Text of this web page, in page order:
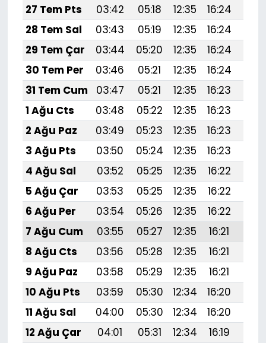
27 Tem Pts
03:42 05:18 12:35 16:24
28 Tem Sal
03:43 05:19 12:35 16:24
29 Tem Çar
03:44 05:20 12:35 16:24
30 Tem Per
03:46 05:21 12:35 16:24
31 Tem Cum
03:47 05:21 12:35 16:23
1 Ağu Cts
03:48 05:22 12:35 16:23
2 Ağu Paz
03:49 05:23 12:35 16:23
3 Ağu Pts
03:50 05:24 12:35 16:23
4 Ağu Sal
03:52 05:25 12:35 16:22
5 Ağu Çar
03:53 05:25 12:35 16:22
6 Ağu Per
03:54 05:26 12:35 16:22
7 Ağu Cum
03:55 05:27 12:35 16:21
8 Ağu Cts
03:56 05:28 12:35 16:21
9 Ağu Paz
03:58 05:29 12:35 16:21
10 Ağu Pts
03:59 05:30 12:34 16:20
11 Ağu Sal
04:00 05:30 12:34 16:20
12 Ağu Çar
04:01 05:31 12:34 16:19